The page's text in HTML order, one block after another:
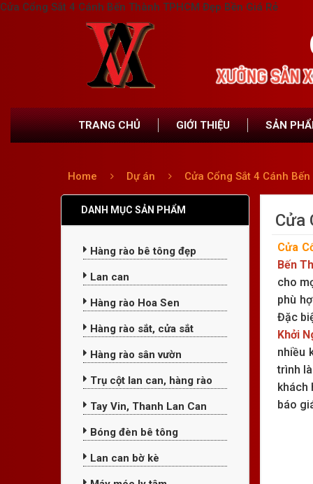
Cửa Cổng Sắt 4 Cánh Bến Thành TPHCM Đẹp Bền Giá Rẻ
TRANG CHỦ GIỚI THIỆU SẢN
Home Dự án Cửa Cổng Sắt 4 Cánh
DANH MỤC SẢN PHẨM
Hàng rào bê tông đẹp
Lan can
Hàng rào Hoa Sen
Hàng rào sắt, cửa sắt
Hàng rào sân vườn
Trụ cột lan can, hàng rào
Tay Vin, Thanh Lan Can
Bóng đèn bê tông
Lan can bờ kè
Cửa
Cửa
Bến
cho
phù
Đặc
Khởi
nhiều
trình
khách
báo